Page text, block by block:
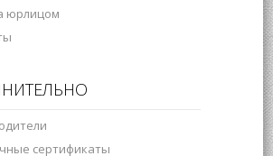
юрлицом
сертификаты